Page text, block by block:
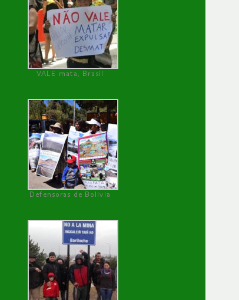
VALE mata, Brasil
Defensoras de Bolivia